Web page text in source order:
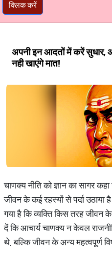
क्लिक करें
अपनी इन आदतों में करें सुधार,
नही खाएंगे मात!
चाणक्य नीति को ज्ञान का सागर
जीवन के कई रहस्यों से पर्दा उठाया
गया है कि व्यक्ति किस तरह जीवन
दें कि आचार्य चाणक्य न केवल
थे, बल्कि जीवन के अन्य महत्वपूर्ण